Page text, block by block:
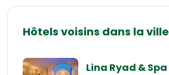
Hôtels voisins dans la ville
Lina Ryad & Spa